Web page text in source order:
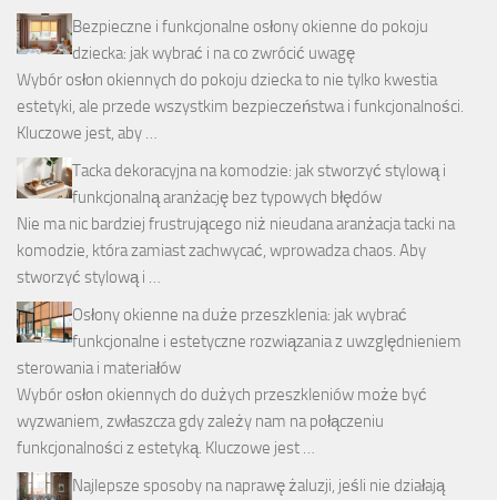
Bezpieczne i funkcjonalne osłony okienne do pokoju
dziecka: jak wybrać i na co zwrócić uwagę
Wybór osłon okiennych do pokoju dziecka to nie tylko kwestia
estetyki, ale przede wszystkim bezpieczeństwa i funkcjonalności.
Kluczowe jest, aby …
Tacka dekoracyjna na komodzie: jak stworzyć stylową i
funkcjonalną aranżację bez typowych błędów
Nie ma nic bardziej frustrującego niż nieudana aranżacja tacki na
komodzie, która zamiast zachwycać, wprowadza chaos. Aby
stworzyć stylową i …
Osłony okienne na duże przeszklenia: jak wybrać
funkcjonalne i estetyczne rozwiązania z uwzględnieniem
sterowania i materiałów
Wybór osłon okiennych do dużych przeszkleniów może być
wyzwaniem, zwłaszcza gdy zależy nam na połączeniu
funkcjonalności z estetyką. Kluczowe jest …
Najlepsze sposoby na naprawę żaluzji, jeśli nie działają